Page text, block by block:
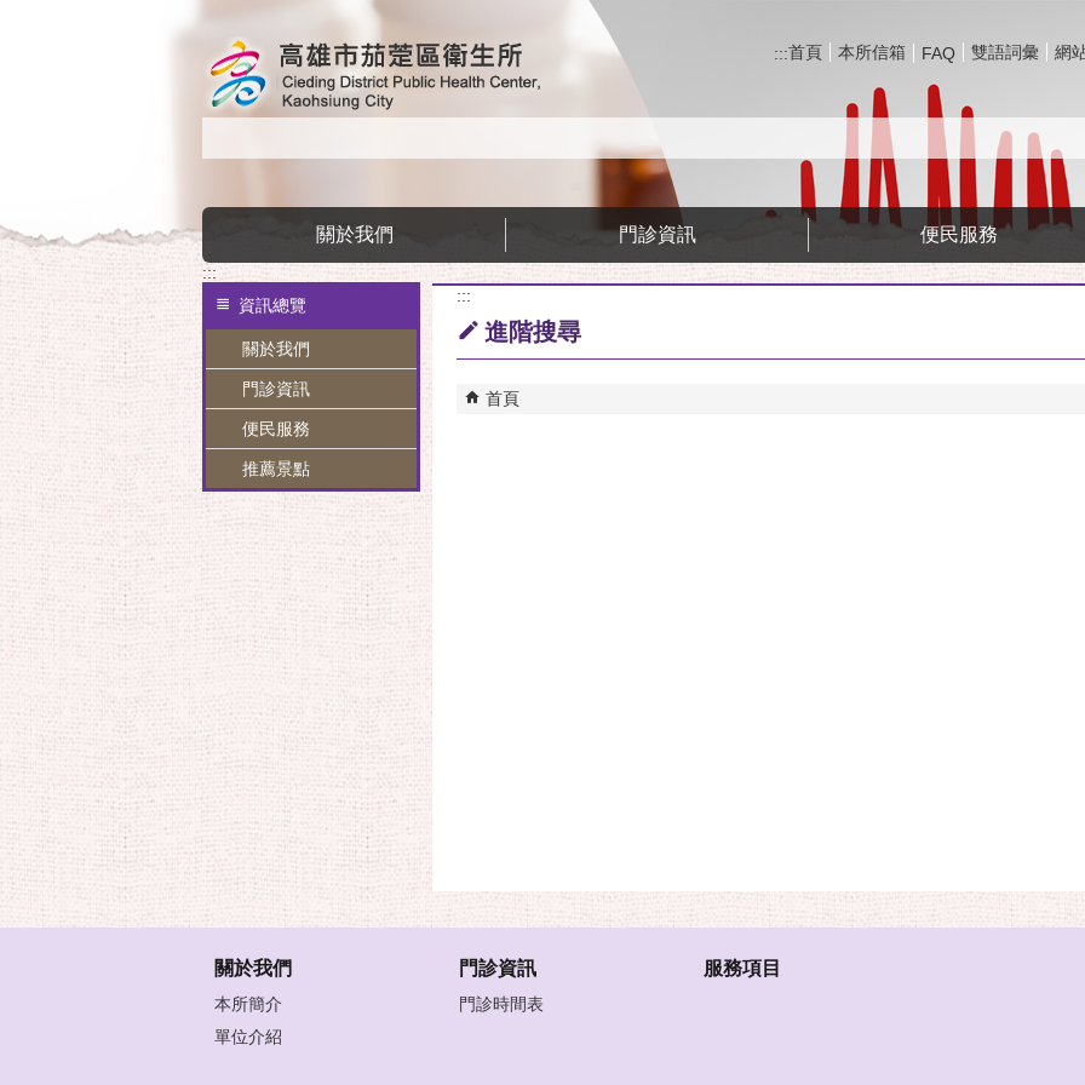
:::首頁 本所信箱 FAQ 雙語詞彙 網
關於我們 門診資訊 便民服務
:::
資訊總覽
關於我們
門診資訊
便民服務
推薦景點
:::
進階搜尋
首頁
關於我們
本所簡介
單位介紹
門診資訊
門診時間表
服務項目